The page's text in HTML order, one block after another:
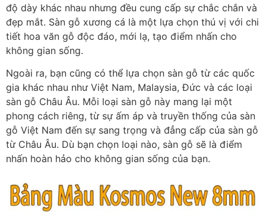
độ dày khác nhau nhưng đều cung cấp sự chắc chắn và
đẹp mắt. Sàn gỗ xương cá là một lựa chọn thú vị với chi
tiết hoa văn gỗ độc đáo, mới lạ, tạo điểm nhấn cho
không gian sống.
Ngoài ra, bạn cũng có thể lựa chọn sàn gỗ từ các quốc
gia khác nhau như Việt Nam, Malaysia, Đức và các loại
sàn gỗ Châu Âu. Mỗi loại sàn gỗ này mang lại một
phong cách riêng, từ sự ấm áp và truyền thống của sàn
gỗ Việt Nam đến sự sang trọng và đẳng cấp của sàn gỗ
từ Châu Âu. Dù bạn chọn loại nào, sàn gỗ sẽ là điểm
nhấn hoàn hảo cho không gian sống của bạn.